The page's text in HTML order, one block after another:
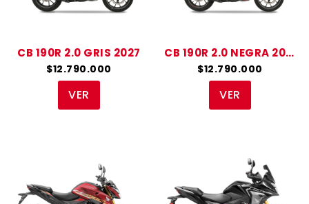
CB 190R 2.0 GRIS 2027
$12.790.000
VER
CB 190R 2.0 NEGRA 2027
$12.790.000
VER